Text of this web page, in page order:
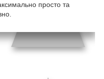
просто та